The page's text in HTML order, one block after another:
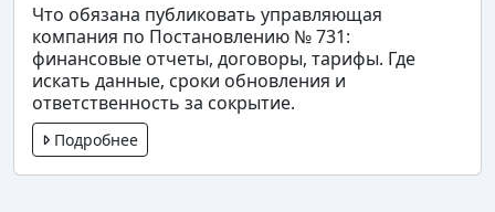
Что обязана публиковать управляющая
компания по Постановлению № 731:
финансовые отчеты, договоры, тарифы. Где
искать данные, сроки обновления и
ответственность за сокрытие.
Подробнее